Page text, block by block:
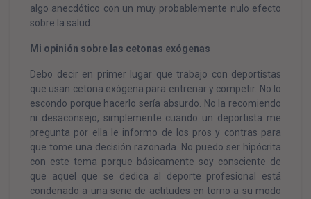
algo anecdótico con un muy probablemente nulo efecto
sobre la salud.
Mi opinión sobre las cetonas exógenas
Debo decir en primer lugar que trabajo con deportistas
que usan cetona exógena para entrenar y competir. No lo
escondo porque hacerlo sería absurdo. No la recomiendo
ni desaconsejo, simplemente cuando un deportista me
pregunta por ella le informo de los pros y contras para
que tome una decisión razonada. No puedo ser hipócrita
con este tema porque básicamente soy consciente de
que aquel que se dedica al deporte profesional está
condenado a una serie de actitudes en torno a su modo